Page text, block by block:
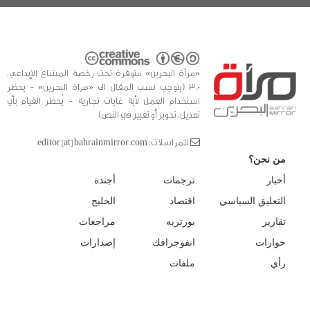
«مرآة البحرين» متوفرة تحت رخصة المشاع الإبداعي،
3.0 (يتوجب نسب المقال الى «مراة البحرين» - يحظر
استخدام العمل لأية غايات تجارية - يُحظر القيام بأي
تعديل، تحوير أو تغيير في النص)
للمراسلات: editor [at] bahrainmirror.com
من نحن؟
أخبار
التعليق السياسي
تقارير
حوارات
رأي
ترجمات
اقتصاد
بورتريه
انفوجرافك
ملفات
أجندة
الخليج
مراجعات
إصدارات